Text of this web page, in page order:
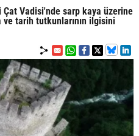
Vadisi'nde sarp kaya üzerine
tarih tutkunlarının ilgisini